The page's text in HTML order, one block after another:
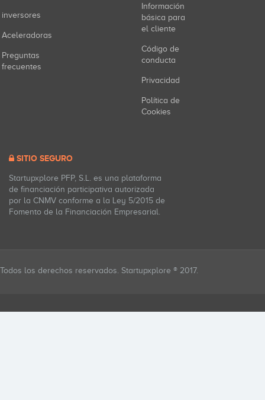
inversores
Aceleradoras
Preguntas
frecuentes
Información
básica para
el cliente
Código de
conducta
Privacidad
Política de
Cookies
SITIO SEGURO
Startupxplore PFP, S.L. es una plataforma
de financiación participativa autorizada
por la CNMV conforme a la Ley 5/2015 de
Fomento de la Financiación Empresarial.
Todos los derechos reservados. Startupxplore ® 2017.